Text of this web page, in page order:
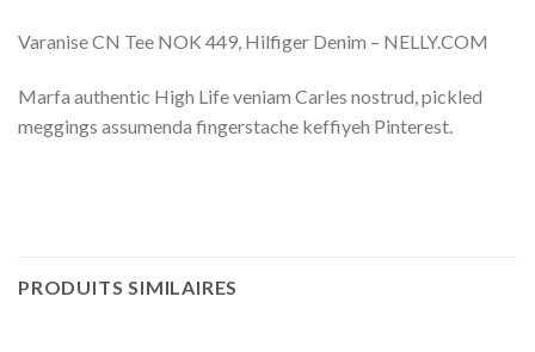
Varanise CN Tee NOK 449, Hilfiger Denim – NELLY.COM
Marfa authentic High Life veniam Carles nostrud, pickled
meggings assumenda fingerstache keffiyeh Pinterest.
PRODUITS SIMILAIRES